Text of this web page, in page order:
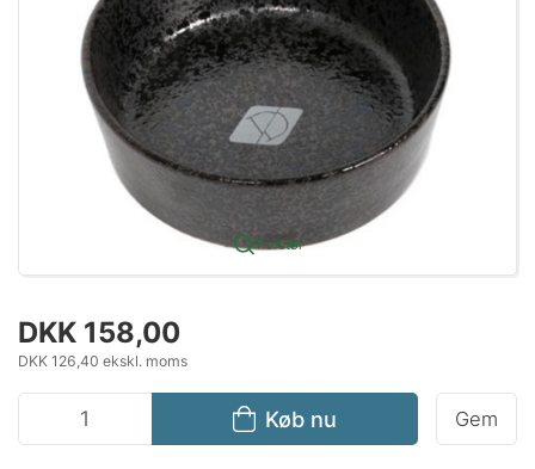
Forstør
DKK 158,00
DKK 126,40 ekskl. moms
Køb nu Gem